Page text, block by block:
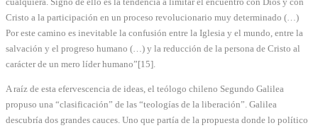
Cristo a la participación en un proceso revolucionario muy determinado (…)
Por este camino es inevitable la confusión entre la Iglesia y el mundo, entre la
salvación y el progreso humano (…) y la reducción de la persona de Cristo al
carácter de un mero líder humano”[15].
A raíz de esta efervescencia de ideas, el teólogo chileno Segundo Galilea
propuso una “clasificación” de las “teologías de la liberación”. Galilea
descubría dos grandes cauces. Uno que partía de la propuesta donde lo político